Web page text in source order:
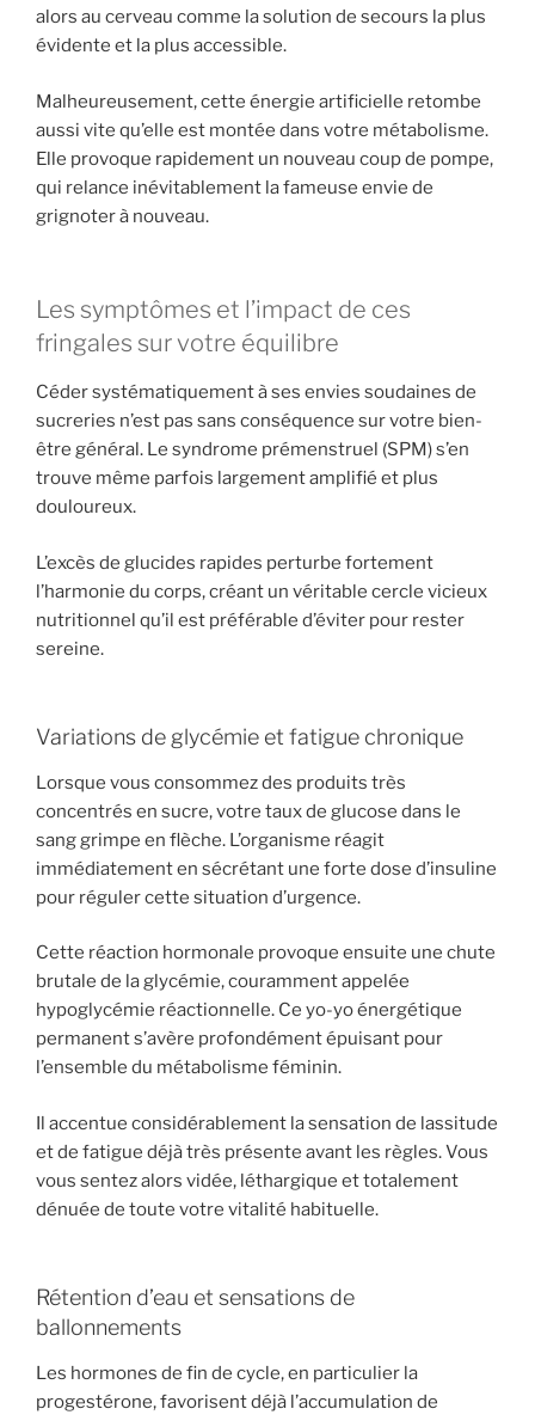
alors au cerveau comme la solution de secours la plus
évidente et la plus accessible.
Malheureusement, cette énergie artificielle retombe
aussi vite qu’elle est montée dans votre métabolisme.
Elle provoque rapidement un nouveau coup de pompe,
qui relance inévitablement la fameuse envie de
grignoter à nouveau.
Les symptômes et l’impact de ces
fringales sur votre équilibre
Céder systématiquement à ses envies soudaines de
sucreries n’est pas sans conséquence sur votre bien-
être général. Le syndrome prémenstruel (SPM) s’en
trouve même parfois largement amplifié et plus
douloureux.
L’excès de glucides rapides perturbe fortement
l’harmonie du corps, créant un véritable cercle vicieux
nutritionnel qu’il est préférable d’éviter pour rester
sereine.
Variations de glycémie et fatigue chronique
Lorsque vous consommez des produits très
concentrés en sucre, votre taux de glucose dans le
sang grimpe en flèche. L’organisme réagit
immédiatement en sécrétant une forte dose d’insuline
pour réguler cette situation d’urgence.
Cette réaction hormonale provoque ensuite une chute
brutale de la glycémie, couramment appelée
hypoglycémie réactionnelle. Ce yo-yo énergétique
permanent s’avère profondément épuisant pour
l’ensemble du métabolisme féminin.
Il accentue considérablement la sensation de lassitude
et de fatigue déjà très présente avant les règles. Vous
vous sentez alors vidée, léthargique et totalement
dénuée de toute votre vitalité habituelle.
Rétention d’eau et sensations de
ballonnements
Les hormones de fin de cycle, en particulier la
progestérone, favorisent déjà l’accumulation de